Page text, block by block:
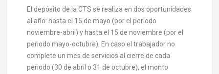
El depósito de la CTS se realiza en dos oportunidades
al año: hasta el 15 de mayo (por el periodo
noviembre-abril) y hasta el 15 de noviembre (por el
periodo mayo-octubre). En caso el trabajador no
complete un mes de servicios al cierre de cada
periodo (30 de abril o 31 de octubre), el monto